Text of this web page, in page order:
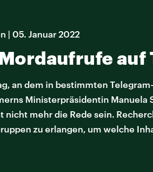
| 05. Januar 2022
auf
an dem in bestimmten
Ministerpräsidentin Manuela
nicht mehr die Rede sein.
zu erlangen, um welche